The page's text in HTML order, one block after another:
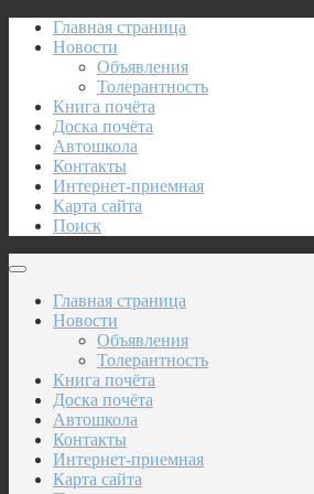
Главная страница
Новости
Объявления
Толерантность
Книга почёта
Доска почёта
Автошкола
Контакты
Интернет-приемная
Карта сайта
Поиск
Главная страница
Новости
Объявления
Толерантность
Книга почёта
Доска почёта
Автошкола
Контакты
Интернет-приемная
Карта сайта